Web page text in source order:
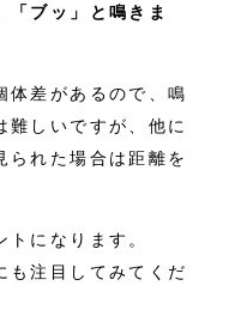
「ブッ」と鳴きま
体差があるので、鳴
難しいですが、他に
られた場合は距離を
になります。
も注目してみてくだ